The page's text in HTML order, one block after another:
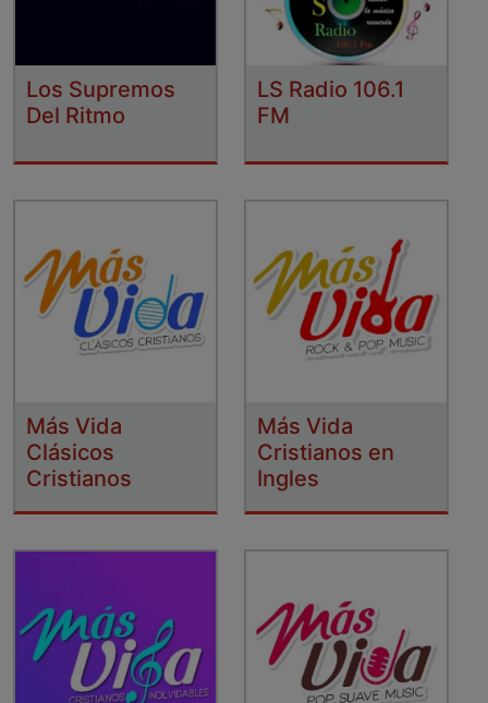
Los Supremos
Del Ritmo
LS Radio 106.1
FM
Más Vida
Clásicos
Cristianos
Más Vida
Cristianos en
Ingles